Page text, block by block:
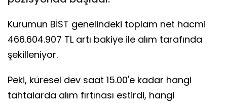
Kurumun BİST genelindeki toplam net hacmi
466.604.907 TL artı bakiye ile alım tarafında
şekilleniyor.
Peki, küresel dev saat 15.00'e kadar hangi
tahtalarda alım fırtınası estirdi, hangi